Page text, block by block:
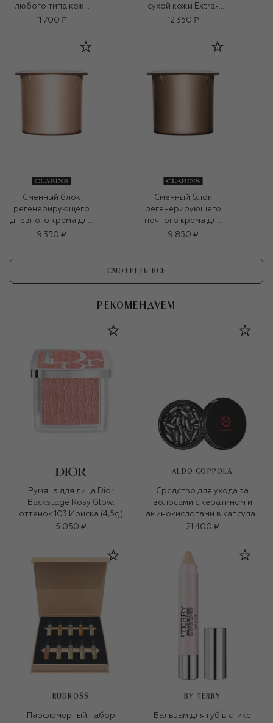
любого типа кожи
SPF 15 Extra-Firming
11 700 ₽
сухой кожи Extra-
Firming (50ml)
12 350 ₽
Сменный блок
регенерирующего
дневного крема для
любого типа кожи
9 350 ₽
Сменный блок
регенерирующего
ночного крема для
любого типа кожи
9 850 ₽
СМОТРЕТЬ ВСЕ
РЕКОМЕНДУЕМ
Румяна для лица Dior
Backstage Rosy Glow,
оттенок 103 Ириска (4,5g)
5 050 ₽
ALDO COPPOLA
Средство для ухода за
волосами с кератином и
аминокислотами в капсулах
(100&times;0.95ml)
21 400 ₽
RUDROSS
Парфюмерный набор
BY TERRY
Бальзам для губ в стике